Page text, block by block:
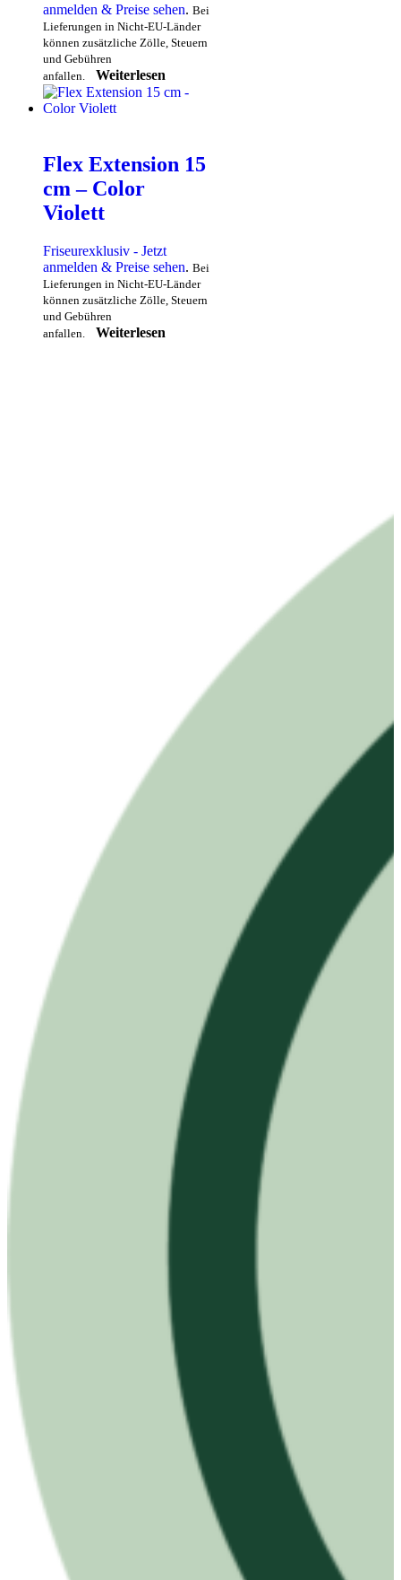
anmelden & Preise sehen. Bei
Lieferungen in Nicht-EU-Länder
können zusätzliche Zölle, Steuern
und Gebühren
anfallen.
Weiterlesen
Flex Extension 15
cm – Color
Violett
Friseurexklusiv - Jetzt
anmelden & Preise sehen. Bei
Lieferungen in Nicht-EU-Länder
können zusätzliche Zölle, Steuern
und Gebühren
anfallen.
Weiterlesen